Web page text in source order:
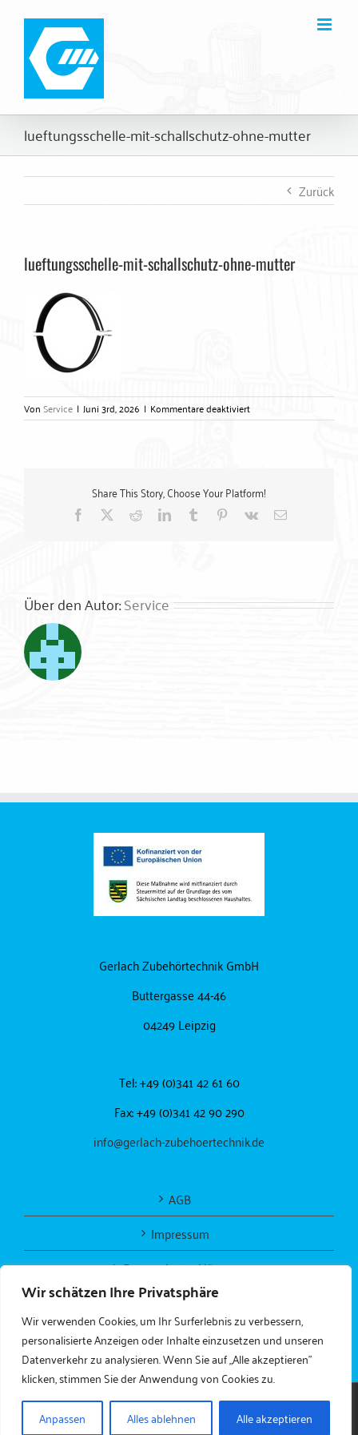
Wir schätzen Ihre Privatsphäre
Wir verwenden Cookies, um Ihr Surferlebnis zu verbessern,
personalisierte Anzeigen oder Inhalte einzusetzen und unseren
Datenverkehr zu analysieren. Wenn Sie auf „Alle akzeptieren"
klicken, stimmen Sie der Anwendung von Cookies zu.
Anpassen
Alles ablehnen Alle akzeptieren
Inhalt
springen
lueftungsschelle-mit-schallschutz-ohne-mutter
Zurück
lueftungsschelle-mit-schallschutz-ohne-mutter
VonService | Juni 3rd, 2026 | Kommentare deaktiviertfür
lueftungsschelle-
Share This Story, Choose Your Platform!
Facebook RedditLinkedInTumblr Pinterest
Vk
E-
Über den Autor:Service
Gerlach Zubehörtechnik GmbH
Buttergasse 44-46
04249 Leipzig
Tel: +49 (0)341 42 61 60
Fax: +49 (0)341 42 90 290
info@gerlach-zubehoertechnik.de
AGB
Impressum
Datenschutzerklärung
Copyright 2024gerlach-zubehoertechnik.de| All Rights Reserved